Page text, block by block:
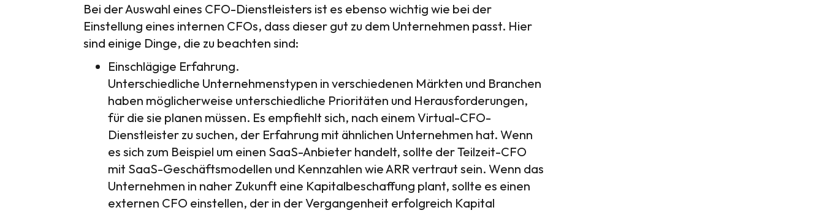
Bei der Auswahl eines CFO-Dienstleisters ist es ebenso wichtig wie bei der
Einstellung eines internen CFOs, dass dieser gut zu dem Unternehmen passt. Hier
sind einige Dinge, die zu beachten sind:
Einschlägige Erfahrung.
Unterschiedliche Unternehmenstypen in verschiedenen Märkten und Branchen
haben möglicherweise unterschiedliche Prioritäten und Herausforderungen,
für die sie planen müssen. Es empfiehlt sich, nach einem Virtual-CFO-
Dienstleister zu suchen, der Erfahrung mit ähnlichen Unternehmen hat. Wenn
es sich zum Beispiel um einen SaaS-Anbieter handelt, sollte der Teilzeit-CFO
mit SaaS-Geschäftsmodellen und Kennzahlen wie ARR vertraut sein. Wenn das
Unternehmen in naher Zukunft eine Kapitalbeschaffung plant, sollte es einen
externen CFO einstellen, der in der Vergangenheit erfolgreich Kapital